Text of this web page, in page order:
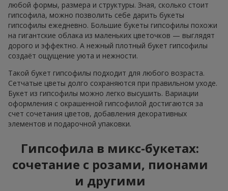
любой формы, размера и структуры. Зная, сколько стоит
гипсофила, можно позволить себе дарить букеты
гипсофилы ежедневно. Большие букеты гипсофилы похожи
на гигантские облака из маленьких цветочков — выглядят
дорого и эффектно. А нежный плотный букет гипсофилы
создаёт ощущение уюта и нежности.
Такой букет гипсофилы подходит для любого возраста.
Сетчатые цветы долго сохраняются при правильном уходе.
Букет из гипсофилы можно легко высушить. Вариации
оформления с окрашенной гипсофилой достигаются за
счет сочетания цветов, добавления декоративных
элементов и подарочной упаковки.
Гипсофила в микс-букетах:
сочетание с розами, пионами
и другими